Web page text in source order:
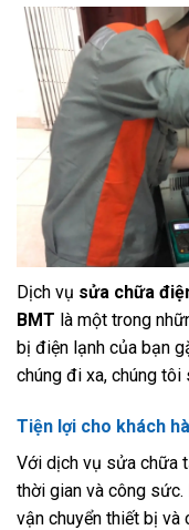
Dịch vụ sửa chữa
BMT là một trong
bị điện lạnh của bạn
chúng đi xa, chúng tôi
Tiện lợi cho khách
Với dịch vụ sửa chữa
thời gian và công
vận chuyển thiết bị